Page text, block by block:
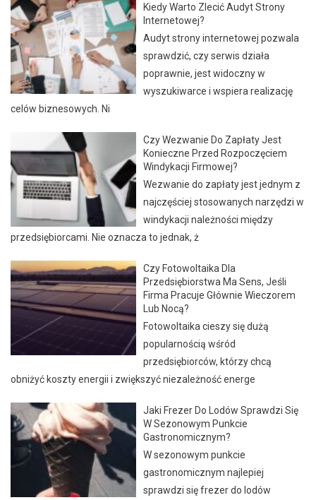
Kiedy Warto Zlecić Audyt Strony
Internetowej?
Audyt strony internetowej pozwala
sprawdzić, czy serwis działa
poprawnie, jest widoczny w
wyszukiwarce i wspiera realizację
celów biznesowych. Ni
Czy Wezwanie Do Zapłaty Jest
Konieczne Przed Rozpoczęciem
Windykacji Firmowej?
Wezwanie do zapłaty jest jednym z
najczęściej stosowanych narzędzi w
windykacji należności między
przedsiębiorcami. Nie oznacza to jednak, ż
Czy Fotowoltaika Dla
Przedsiębiorstwa Ma Sens, Jeśli
Firma Pracuje Głównie Wieczorem
Lub Nocą?
Fotowoltaika cieszy się dużą
popularnością wśród
przedsiębiorców, którzy chcą
obniżyć koszty energii i zwiększyć niezależność energe
Jaki Frezer Do Lodów Sprawdzi Się
W Sezonowym Punkcie
Gastronomicznym?
W sezonowym punkcie
gastronomicznym najlepiej
sprawdzi się frezer do lodów